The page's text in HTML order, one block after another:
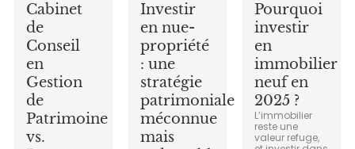
Cabinet
de
Conseil
en
Gestion
de
Patrimoine
vs.
Investir
en nue-
propriété
: une
stratégie
patrimoniale
méconnue
mais
Pourquoi
investir
en
immobilier
neuf en
2025 ?
L’immobilier
reste une
valeur refuge,